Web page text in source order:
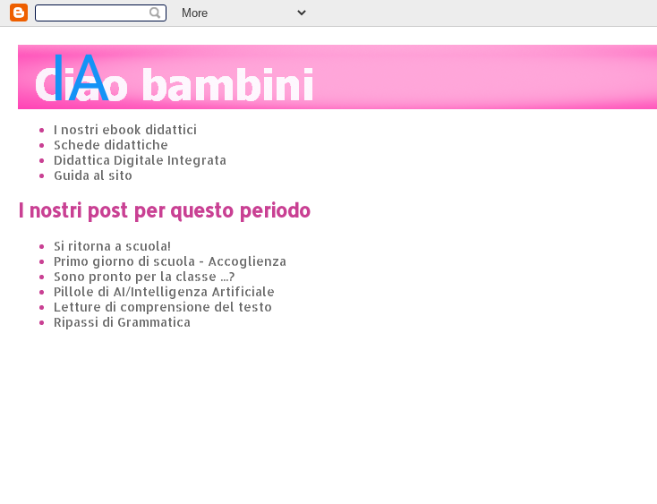
I nostri ebook didattici
Schede didattiche
Didattica Digitale Integrata
Guida al sito
I nostri post per questo periodo
Si ritorna a scuola!
Primo giorno di scuola - Accoglienza
Sono pronto per la classe ...?
Pillole di AI/Intelligenza Artificiale
Letture di comprensione del testo
Ripassi di Grammatica